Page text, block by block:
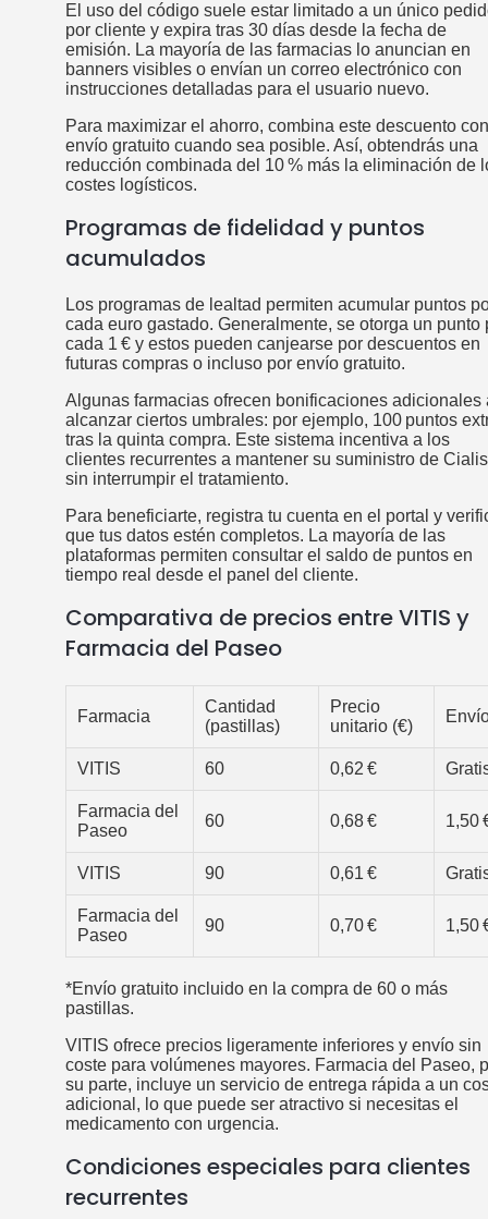
El uso del código suele estar limitado a un único
por cliente y expira tras 30 días desde la fecha de
emisión. La mayoría de las farmacias lo anuncian en
banners visibles o envían un correo electrónico con
instrucciones detalladas para el usuario nuevo.
Para maximizar el ahorro, combina este descuento
envío gratuito cuando sea posible. Así, obtendrás una
reducción combinada del 10 % más la eliminación de
costes logísticos.
Programas de fidelidad y puntos
acumulados
Los programas de lealtad permiten acumular puntos
cada euro gastado. Generalmente, se otorga un punto
cada 1 € y estos pueden canjearse por descuentos en
futuras compras o incluso por envío gratuito.
Algunas farmacias ofrecen bonificaciones adicionales
alcanzar ciertos umbrales: por ejemplo, 100 puntos
tras la quinta compra. Este sistema incentiva a los
clientes recurrentes a mantener su suministro de Cialis
sin interrumpir el tratamiento.
Para beneficiarte, registra tu cuenta en el portal y
que tus datos estén completos. La mayoría de las
plataformas permiten consultar el saldo de puntos en
tiempo real desde el panel del cliente.
Comparativa de precios entre VITIS y
Farmacia del Paseo
Farmacia
Cantidad
(pastillas)
Precio
unitario (€)
VITIS 60 0,62 €
Farmacia del
Paseo
60 0,68 € 1,50
VITIS 90 0,61 €
Farmacia del
Paseo
90 0,70 € 1,50
*Envío gratuito incluido en la compra de 60 o más
pastillas.
VITIS ofrece precios ligeramente inferiores y envío sin
coste para volúmenes mayores. Farmacia del Paseo,
su parte, incluye un servicio de entrega rápida a un
adicional, lo que puede ser atractivo si necesitas el
medicamento con urgencia.
Condiciones especiales para clientes
recurrentes